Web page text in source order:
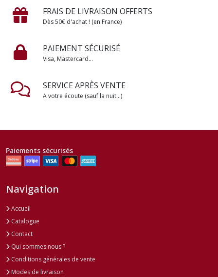
FRAIS DE LIVRAISON OFFERTS
Dès 50€ d'achat ! (en France)
PAIEMENT SÉCURISÉ
Visa, Mastercard...
SERVICE APRÈS VENTE
A votre écoute (sauf la nuit...)
Paiements sécurisés
Navigation
Accueil
Catalogue
Contact
Qui sommes nous ?
Conditions générales de vente
Modes de livraison